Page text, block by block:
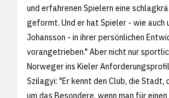
und erfahrenen Spielern eine
geformt. Und er hat Spieler - wie auch
Johansson - in ihrer persönlichen
vorangetrieben." Aber nicht nur
Norweger ins Kieler
Szilagyi: "Er kennt den Club, die Stadt,